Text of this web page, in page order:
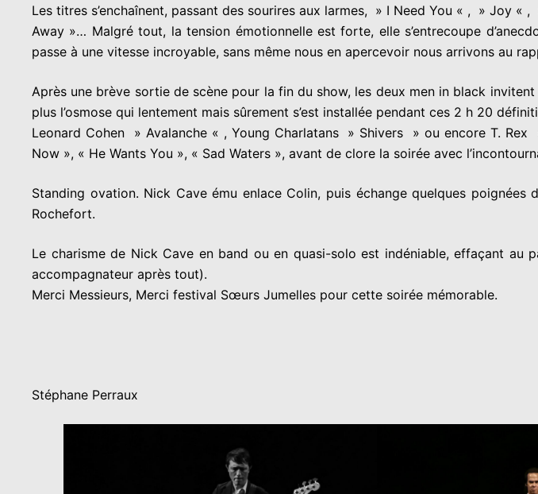
Les titres s’enchaînent, passant des sourires aux larmes, » I Need You « , » Joy
Away »… Malgré tout, la tension émotionnelle est forte, elle s’entrecoupe
passe à une vitesse incroyable, sans même nous en apercevoir nous arrivons au
Après une brève sortie de scène pour la fin du show, les deux men in black
plus l’osmose qui lentement mais sûrement s’est installée pendant ces 2 h 20
Leonard Cohen » Avalanche « , Young Charlatans » Shivers » ou encore T.
Now », « He Wants You », « Sad Waters », avant de clore la soirée avec
Standing ovation. Nick Cave ému enlace Colin, puis échange quelques
Rochefort.
Le charisme de Nick Cave en band ou en quasi-solo est indéniable, effaçant au
accompagnateur après tout).
Merci Messieurs, Merci festival Sœurs Jumelles pour cette soirée mémorable.
Stéphane Perraux